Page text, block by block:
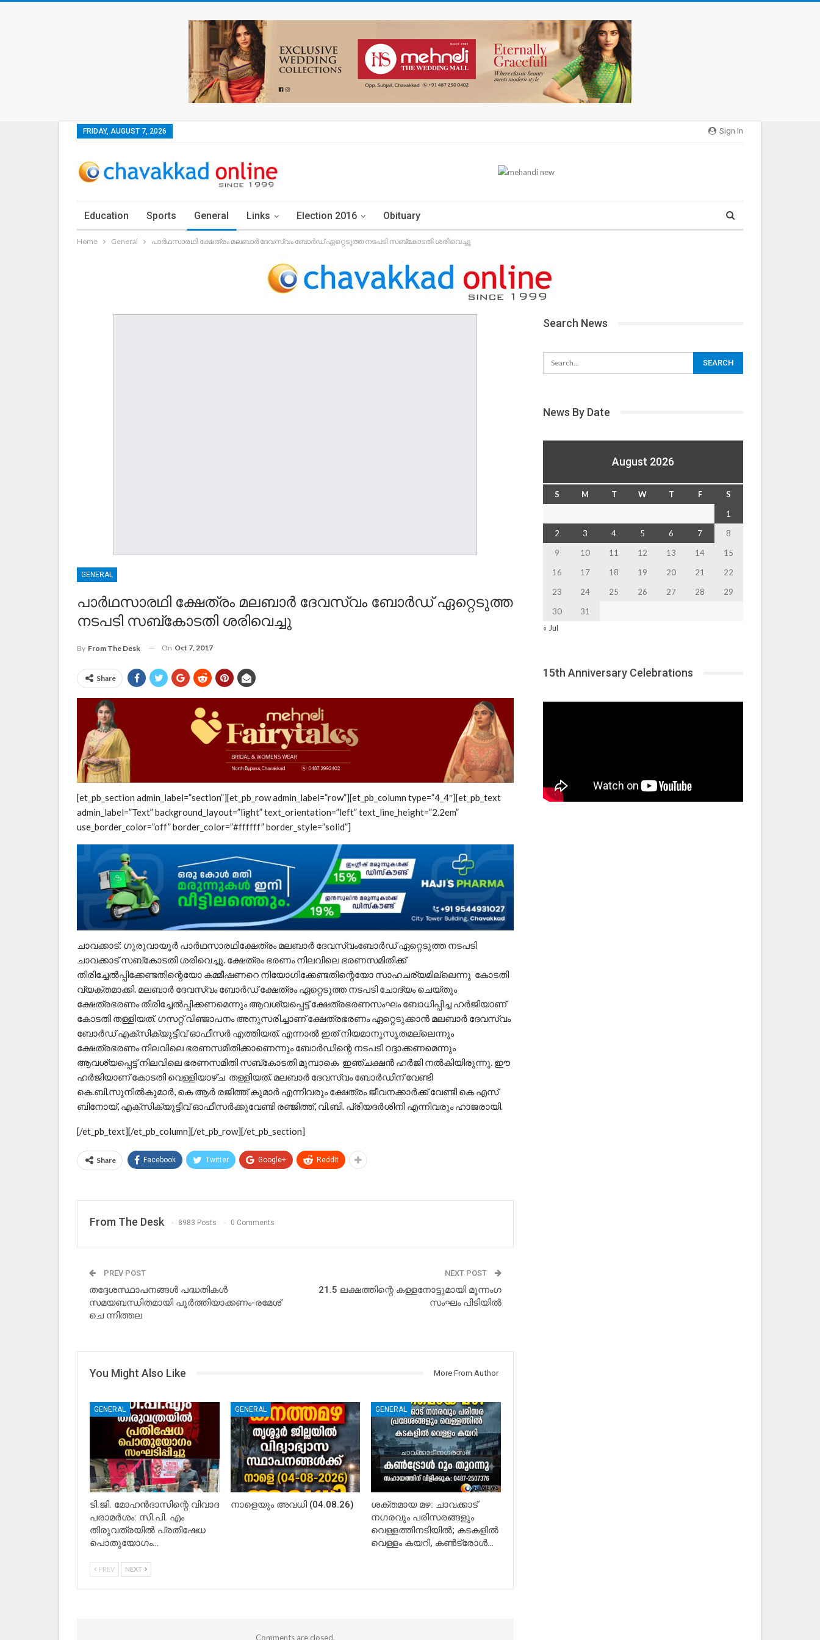
Sign In
FRIDAY, AUGUST 7, 2026
Education Sports General Links Election 2016 Obituary
Home General പാര്‍ഥസാരഥി ക്ഷേത്രം മലബാര്‍ ദേവസ്വം ബോര്‍ഡ് ഏറ്റെടുത്ത നടപടി സബ്‌കോടതി ശരിവെച്ചു
GENERAL
പാര്‍ഥസാരഥി ക്ഷേത്രം മലബാര്‍ ദേവസ്വം ബോര്‍ഡ് ഏറ്റെടുത്ത
നടപടി സബ്‌കോടതി ശരിവെച്ചു
By From The Desk On Oct 7, 2017
Share
[et_pb_section admin_label=”section”][et_pb_row admin_label=”row”][et_pb_column type=”4_4″][et_pb_text
admin_label=”Text” background_layout=”light” text_orientation=”left” text_line_height=”2.2em”
use_border_color=”off” border_color=”#ffffff” border_style=”solid”]
ചാവക്കാട്: ഗുരുവായൂര്‍ പാര്‍ഥസാരഥിക്ഷേത്രം മലബാര്‍ ദേവസ്വംബോര്‍ഡ് ഏറ്റെടുത്ത നടപടി
ചാവക്കാട് സബ്‌കോടതി ശരിവെച്ചു. ക്ഷേത്രം ഭരണം നിലവിലെ ഭരണസമിതിക്ക്
തിരിച്ചേല്‍പ്പിക്കേണ്ടതിന്റെയോ കമ്മീഷണറെ നിയോഗിക്കേണ്ടതിന്റെയോ സാഹചര്യമില്ലെന്നു കോടതി
വ്യക്തമാക്കി. മലബാര്‍ ദേവസ്വം ബോര്‍ഡ് ക്ഷേത്രം ഏറ്റെടുത്ത നടപടി ചോദ്യം ചെയ്തും
ക്ഷേത്രഭരണം തിരിച്ചേല്‍പ്പിക്കണമെന്നും ആവശ്യപ്പെട്ട് ക്ഷേത്രഭരണസംഘം ബോധിപ്പിച്ച ഹര്‍ജിയാണ്
കോടതി തള്ളിയത്. ഗസറ്റ് വിഞ്ജാപനം അനുസരിച്ചാണ് ക്ഷേത്രഭരണം ഏറ്റെടുക്കാന്‍ മലബാര്‍ ദേവസ്വം
ബോര്‍ഡ് എക്‌സിക്യുട്ടീവ് ഓഫീസര്‍ എത്തിയത്. എന്നാല്‍ ഇത് നിയമാനുസൃതമല്ലെന്നും
ക്ഷേത്രഭരണം നിലവിലെ ഭരണസമിതിക്കാണെന്നും ബോര്‍ഡിന്റെ നടപടി റദ്ദാക്കണമെന്നും
ആവശ്യപ്പെട്ട് നിലവിലെ ഭരണസമിതി സബ്‌കോടതി മുമ്പാകെ ഇഞ്ചക്ഷന്‍ ഹര്‍ജി നല്‍കിയിരുന്നു. ഈ
ഹര്‍ജിയാണ് കോടതി വെള്ളിയാഴ്ച തള്ളിയത്. മലബാര്‍ ദേവസ്വം ബോര്‍ഡിന് വേണ്ടി
കെ.ബി.സുനില്‍കുമാര്‍, കെ ആര്‍ രജിത്ത് കുമാര്‍ എന്നിവരും ക്ഷേത്രം ജീവനക്കാര്‍ക്ക് വേണ്ടി കെ എസ്
ബിനോയ്, എക്‌സിക്യുട്ടീവ് ഓഫീസര്‍ക്കുവേണ്ടി രഞ്ജിത്ത്, വി.ബി. പ്രിയദര്‍ശിനി എന്നിവരും ഹാജരായി.
[/et_pb_text][/et_pb_column][/et_pb_row][/et_pb_section]
Share Facebook Twitter Google+ ReddIt
From The Desk 8983 Posts 0 Comments
PREV POST
തദ്ദേശസ്ഥാപനങ്ങള്‍ പദ്ധതികള്‍
സമയബന്ധിതമായി പൂര്‍ത്തിയാക്കണം-രമേശ്
ചെ ന്നിത്തല
NEXT POST
21.5 ലക്ഷത്തിന്റെ കള്ളനോട്ടുമായി മൂന്നംഗ
സംഘം പിടിയില്‍
You Might Also Like More From Author
GENERAL
ടി.ജി. മോഹൻദാസിന്റെ വിവാദ
പരാമർശം: സി.പി. എം
തിരുവത്രയിൽ പ്രതിഷേധ
പൊതുയോഗം…
GENERAL
നാളെയും അവധി (04.08.26)
GENERAL
ശക്തമായ മഴ: ചാവക്കാട്
നഗരവും പരിസരങ്ങളും
വെള്ളത്തിനടിയിൽ; കടകളിൽ
വെള്ളം കയറി, കൺട്രോൾ…
PREV NEXT
Comments are closed.
Search News
News By Date
August 2026
S M T W T F
S
1
2
3 4 5 6 7
8
9
10 11 12 13 14
15
16
17 18 19 20 21
22
23
24 25 26 27 28
29
30
31
« Jul
15th Anniversary Celebrations